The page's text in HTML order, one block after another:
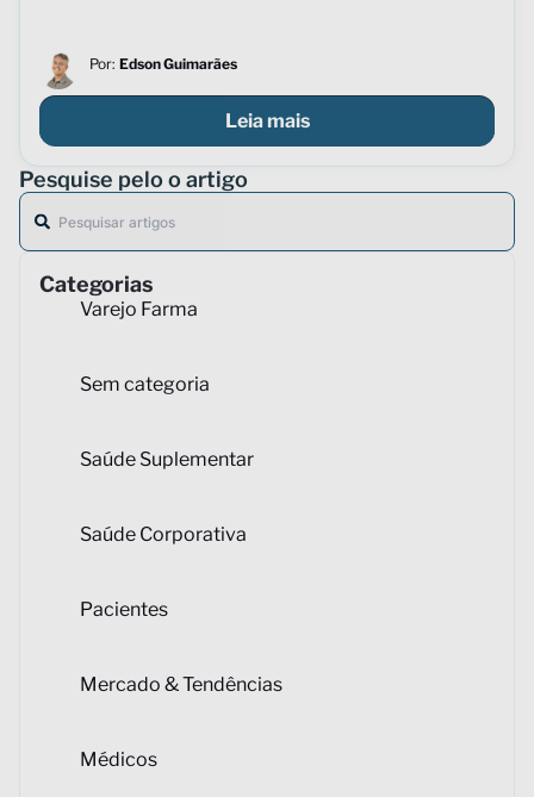
Por: Edson Guimarães
Leia mais
Pesquise pelo o artigo
Categorias
Varejo Farma
Sem categoria
Saúde Suplementar
Saúde Corporativa
Pacientes
Mercado & Tendências
Médicos